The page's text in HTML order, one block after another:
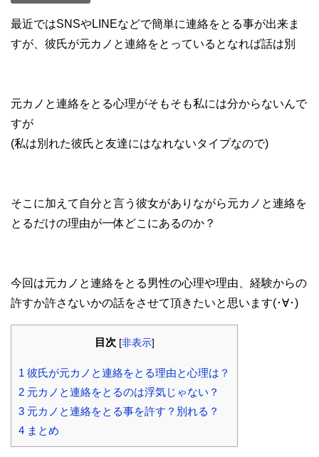
最近ではSNSやLINEなどで簡単に連絡をとる事が出来ま
すが、彼氏が元カノと連絡をとっているとなれば話は別
元カノと連絡をとる心理がそもそも私には分からないんで
すが
(私は別れた彼氏と友達にはなれないタイプなので)
そこに加えて自分と言う彼女がありながら元カノと連絡を
とるだけの理由が一体どこにあるのか？
今回は元カノと連絡をとる男性の心理や理由、経験からの
許すか許さないかの話をさせて頂きたいと思います(･∀･)
目次 [非表示]
1 彼氏が元カノと連絡をとる理由と心理は？
2 元カノと連絡をとるのは浮気じゃない？
3 元カノと連絡をとる事を許す？別れる？
4 まとめ